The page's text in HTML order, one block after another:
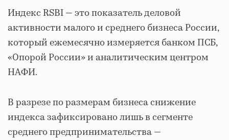
Индекс RSBI — это показатель деловой
активности малого и среднего бизнеса России,
который ежемесячно измеряется банком ПСБ,
«Опорой России» и аналитическим центром
НАФИ.
В разрезе по размерам бизнеса снижение
индекса зафиксировано лишь в сегменте
среднего предпринимательства —